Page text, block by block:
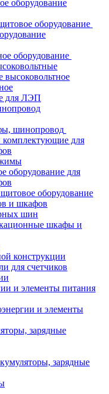
оборудование
оборудование
оборудование
высоковольтное
для ЛЭП
шинопровод
комплектующие для
оборудование для
оборудование
и шкафов
шин
шкафы и
конструкции
для счетчиков
и элементы питания
и элементы
зарядные
зарядные